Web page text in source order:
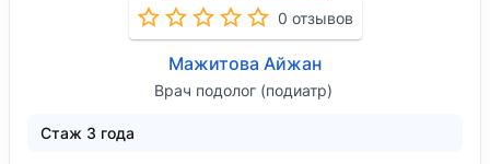
0 отзывов
Мажитова Айжан
Врач подолог (подиатр)
Стаж 3 года